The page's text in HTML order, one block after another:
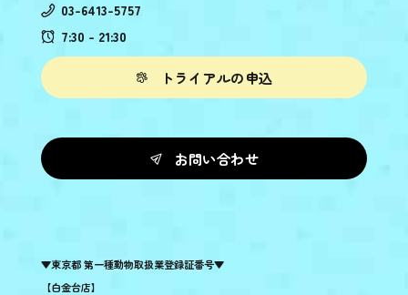
03-6413-5757
7:30 - 21:30
トライアルの申込
お問い合わせ
▼東京都 第一種動物取扱業登録証番号▼
【白金台店】